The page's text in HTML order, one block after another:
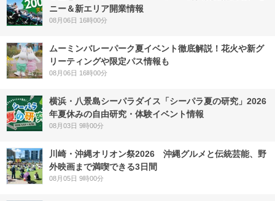
ニー＆新エリア開業情報
08月06日 16時00分
ムーミンバレーパーク夏イベント徹底解説！花火や新グ
リーティングや限定パス情報も
08月06日 16時00分
横浜・八景島シーパラダイス「シーパラ夏の研究」2026
年夏休みの自由研究・体験イベント情報
08月03日 9時00分
川崎・沖縄オリオン祭2026 沖縄グルメと伝統芸能、野
外映画まで満喫できる3日間
08月05日 9時00分